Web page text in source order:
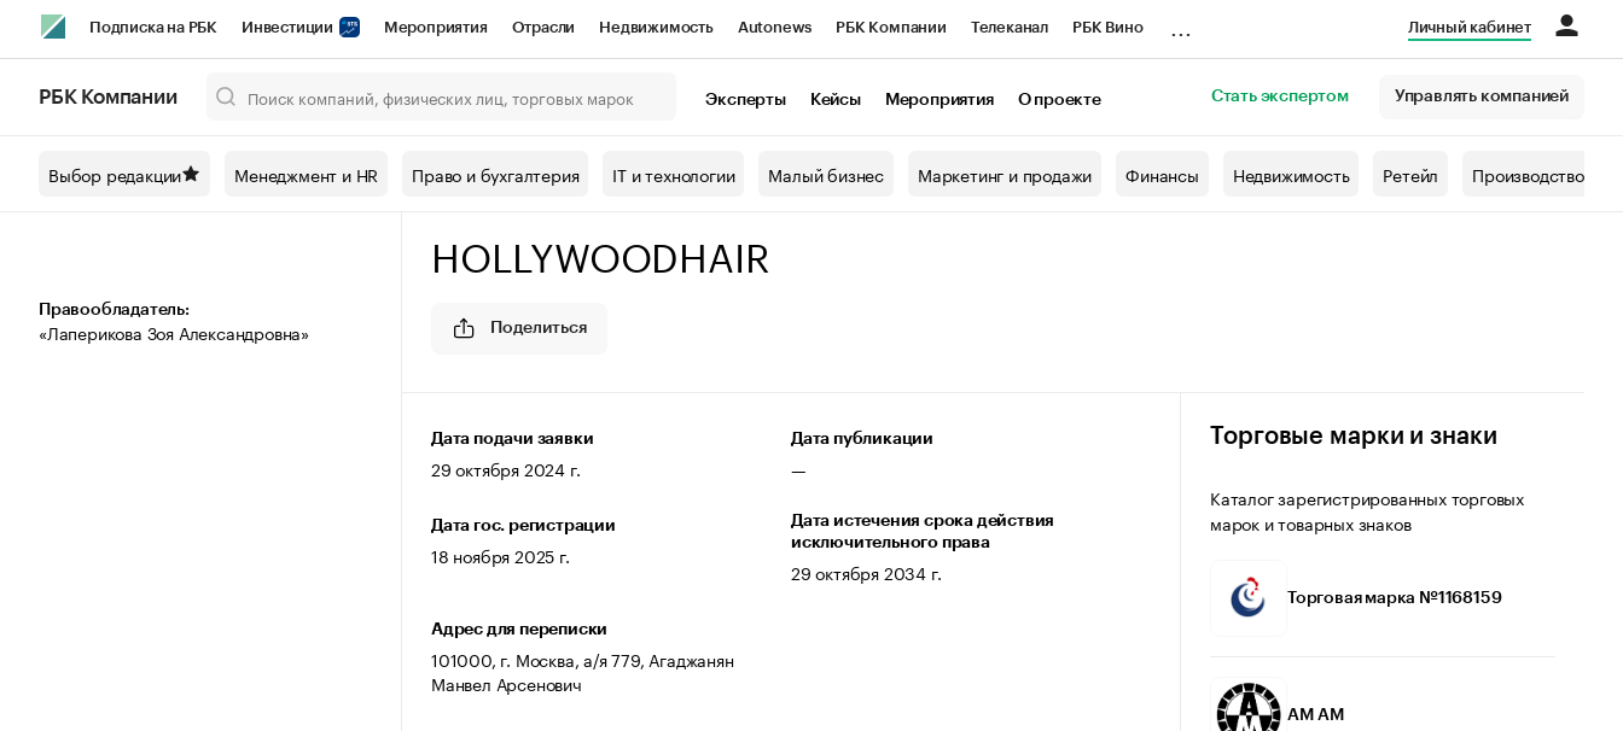
Подписка на РБК Инвестиции Мероприятия Отрасли Недвижимость Autonews РБК Компании Телеканал РБК Вино
Спецпроекты СПб Конференции СПб Спецпроекты Проверка контрагентов
Рынок наличной валюты
Личный кабинет
РБК Компании Эксперты Кейсы Мероприятия О проекте Стать экспертом Управлять компанией
Выбор редакции Менеджмент и HR Право и бухгалтерия IT и технологии Малый бизнес Маркетинг и продажи Финансы Недвижимость Ретейл Производство
Правообладатель:
«Лаперикова Зоя Александровна»
HOLLYWOODHAIR
Поделиться
Дата подачи заявки
29 октября 2024 г.
Дата публикации
—
Дата гос. регистрации
18 ноября 2025 г.
Дата истечения срока действия
исключительного права
29 октября 2034 г.
Адрес для переписки
101000, г. Москва, а/я 779, Агаджанян
Манвел Арсенович
Торговые марки и знаки
Каталог зарегистрированных торговых
марок и товарных знаков
Торговая марка №1168159
AM АМ